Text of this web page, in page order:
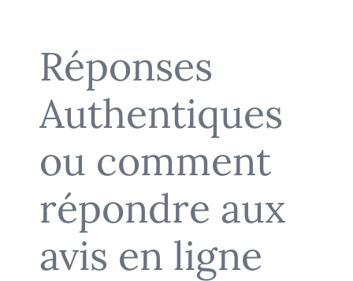
Réponses
Authentiques
ou comment
répondre aux
avis en ligne